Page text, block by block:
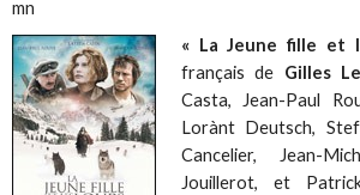
mn
« La Jeune fille et
français de Gilles
Casta, Jean-Paul
Lorànt Deutsch,
Cancelier, Jean-
Jouillerot, et